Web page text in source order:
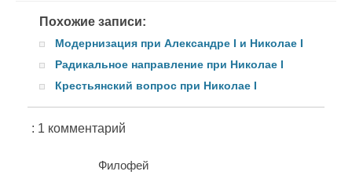
Похожие записи:
Модернизация при Александре I и Николае I
Радикальное направление при Николае I
Крестьянский вопрос при Николае I
: 1 комментарий
Филофей